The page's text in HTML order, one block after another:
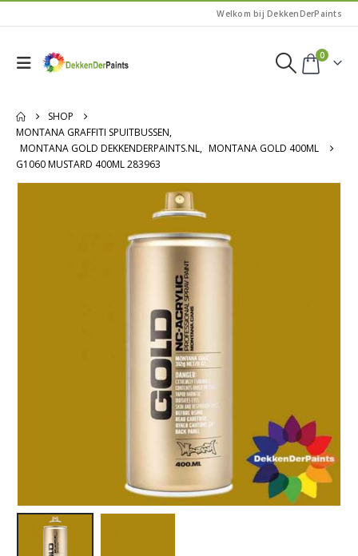
Welkom bij DekkenDerPaints
0
SHOP
MONTANA GRAFFITI SPUITBUSSEN,
MONTANA GOLD DEKKENDERPAINTS.NL, MONTANA GOLD 400ML
G1060 MUSTARD 400ML 283963